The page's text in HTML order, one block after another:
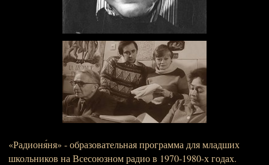
«Радионя́ня» - образовательная программа для младших
школьников на Всесоюзном радио в 1970-1980-х годах.